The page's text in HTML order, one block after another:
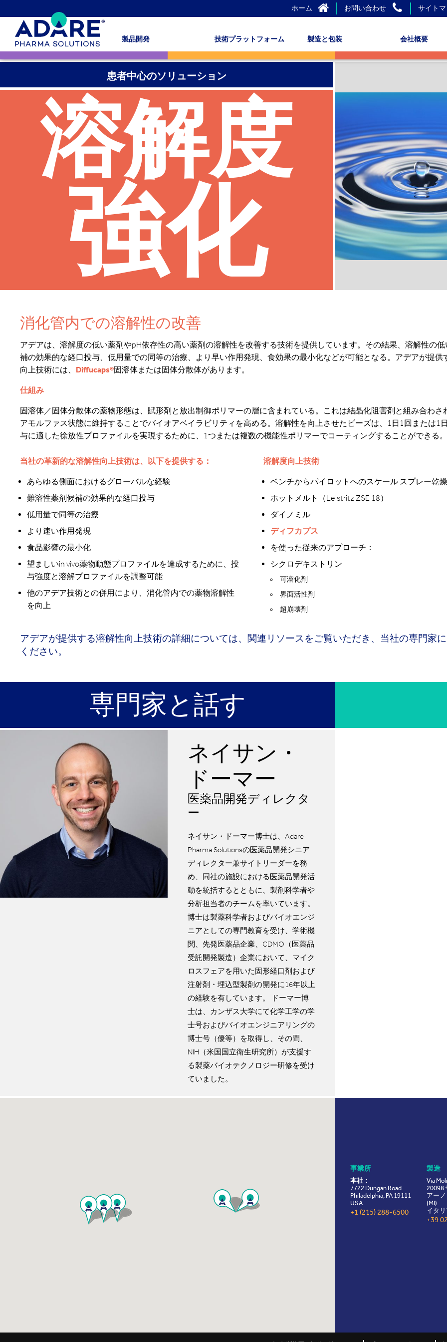
ホーム お問い合わせ サイト
製品開発 技術プラットフォーム 製造と包装 会社概要
患者中心のソリューション
溶解度
強化
消化管内での溶解性の改善
アデアは、溶解度の低い薬剤やpH依存性の高い薬剤の溶解性を改善する技術を提供しています。その結果、溶解性の
補の効果的な経口投与、低用量での同等の治療、より早い作用発現、食効果の最小化などが可能となる。アデアが提供
向上技術には、 Diffucaps®固溶体または固体分散体があります。
仕組み
固溶体／固体分散体の薬物形態は、賦形剤と放出制御ポリマーの層に含まれている。これは結晶化阻害剤と組み合わさ
アモルファス状態に維持することでバイオアベイラビリティを高める。溶解性を向上させたビーズは、1日1回または1
与に適した徐放性プロファイルを実現するために、1つまたは複数の機能性ポリマーでコーティングすることができる。
当社の革新的な溶解性向上技術は、以下を提供する：
あらゆる側面におけるグローバルな経験
難溶性薬剤候補の効果的な経口投与
低用量で同等の治療
より速い作用発現
食品影響の最小化
望ましいin vivo薬物動態プロファイルを達成するために、投
与強度と溶解プロファイルを調整可能
他のアデア技術との併用により、消化管内での薬物溶解性
を向上
溶解度向上技術
ベンチからパイロットへのスケール スプレー乾燥
ホットメルト（Leistritz ZSE 18）
ダイノミル
ディフカプス
を使った従来のアプローチ：
シクロデキストリン
可溶化剤
界面活性剤
超崩壊剤
アデアが提供する溶解性向上技術の詳細については、関連リソースをご覧いただき、当社の専門家
ください。
専門家と話す
ネイサン・
ドーマー
医薬品開発ディレクタ
ー
ネイサン・ドーマー博士は、Adare
Pharma Solutionsの医薬品開発シニア
ディレクター兼サイトリーダーを務
め、同社の施設における医薬品開発活
動を統括するとともに、製剤科学者や
分析担当者のチームを率いています。
博士は製薬科学者およびバイオエンジ
ニアとしての専門教育を受け、学術機
関、先発医薬品企業、CDMO（医薬品
受託開発製造）企業において、マイク
ロスフェアを用いた固形経口剤および
注射剤・埋込型製剤の開発に16年以上
の経験を有しています。 ドーマー博
士は、カンザス大学にて化学工学の学
士号およびバイオエンジニアリングの
博士号（優等）を取得し、その間、
NIH（米国国立衛生研究所）が支援す
る製薬バイオテクノロジー研修を受け
ていました。
事業所
本社：
7722 Dungan Road
Philadelphia, PA 19111
USA
+1 (215) 288-6500
製造
Via
20098
アー
(MI)
イタ
+39